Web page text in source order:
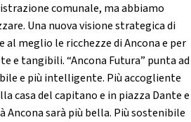
comunale, ma abbiamo
Una nuova visione strategica di
meglio le ricchezze di Ancona e per
e tangibili. “Ancona Futura” punta ad
e più intelligente. Più accogliente
casa del capitano e in piazza Dante e
sarà più bella. Più sostenibile